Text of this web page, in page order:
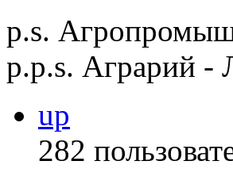
p.s.
p.p.s. Аграрий -
up
282